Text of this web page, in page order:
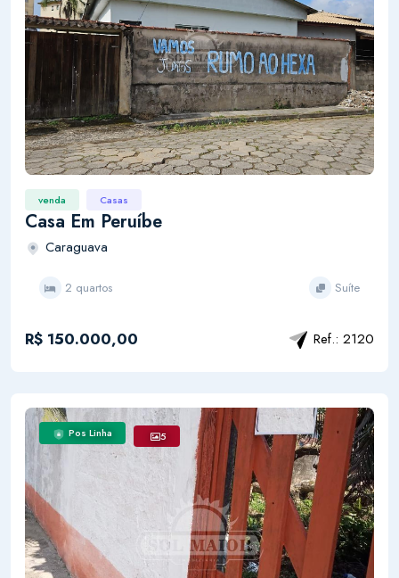
venda Casas
Casa Em Peruíbe
Caraguava
2 quartos Suíte
R$ 150.000,00 Ref.: 2120
Pos Linha 5